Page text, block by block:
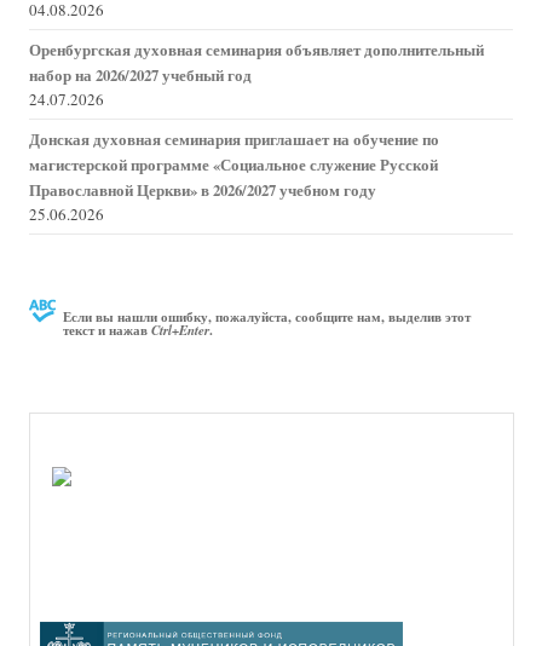
04.08.2026
Оренбургская духовная семинария объявляет дополнительный
набор на 2026/2027 учебный год
24.07.2026
Донская духовная семинария приглашает на обучение по
магистерской программе «Социальное служение Русской
Православной Церкви» в 2026/2027 учебном году
25.06.2026
Если вы нашли ошибку, пожалуйста, сообщите нам, выделив этот
текст и нажавCtrl+Enter.